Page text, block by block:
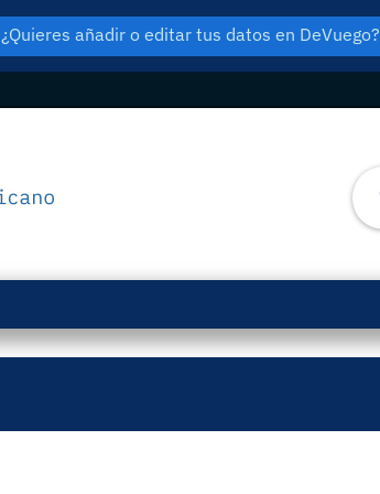
¿Quieres añadir o editar tus datos en DeVuego?